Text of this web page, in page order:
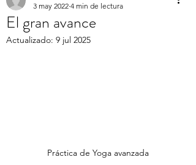
El gran avance
3 may 2022 4 min de lectura
Actualizado: 9 jul 2025
Práctica de Yoga avanzada